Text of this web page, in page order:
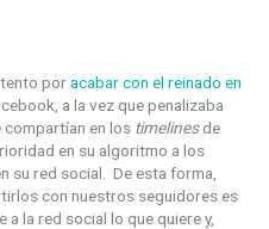
poracabar con el reinado en
a la vez que penalizaba
compartían en los timelinesde
en su algoritmo a los
su red social. De esta forma,
con nuestros seguidores es
la red social lo que quiere y,